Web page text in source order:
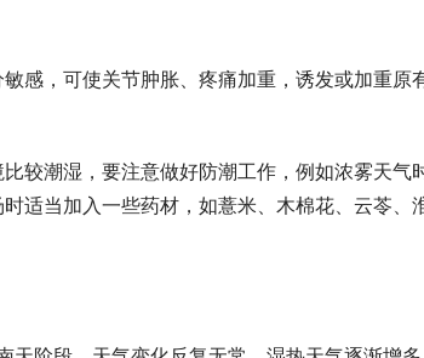
，可使关节肿胀、疼痛加重，诱发或加重原
比较潮湿，要注意做好防潮工作，例如浓雾天气
适当加入一些药材，如薏米、木棉花、云苓、